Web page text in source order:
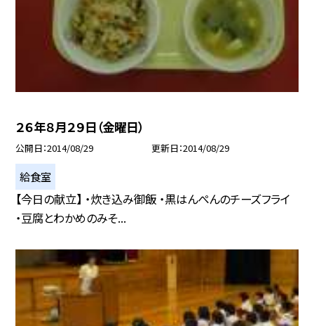
２６年８月２９日（金曜日）
公開日 2014/08/29 更新日 2014/08/29
給食室
【今日の献立】 ・炊き込み御飯 ・黒はんぺんのチーズフライ
・豆腐とわかめのみそ...